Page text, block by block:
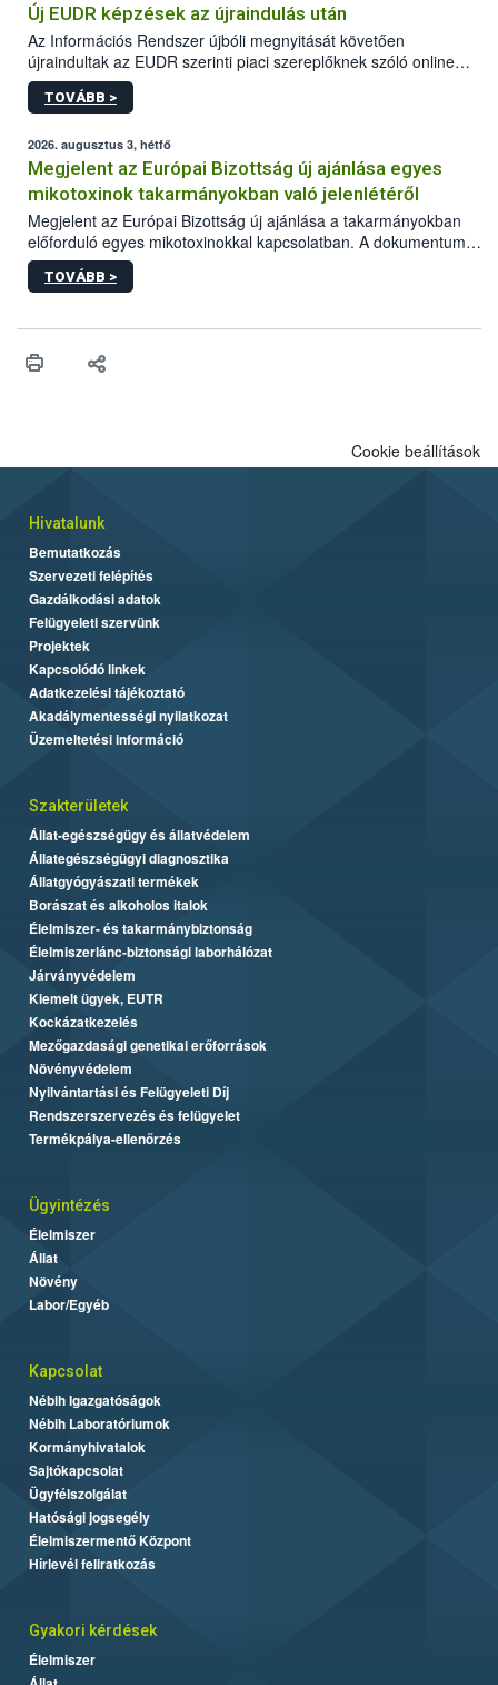
Új EUDR képzések az újraindulás után
Az Információs Rendszer újbóli megnyitását követően
újraindultak az EUDR szerinti piaci szereplőknek szóló online
képzések.
TOVÁBB >
2026. augusztus 3, hétfő
Megjelent az Európai Bizottság új ajánlása egyes
mikotoxinok takarmányokban való jelenlétéről
Megjelent az Európai Bizottság új ajánlása a takarmányokban
előforduló egyes mikotoxinokkal kapcsolatban. A dokumentum
2027-től új irányértékek alkalmazását írja elő, és a jelenleg
hatályos uniós ajánlások helyébe lép.
TOVÁBB >
Cookie beállítások
Hivatalunk
Bemutatkozás
Szervezeti felépítés
Gazdálkodási adatok
Felügyeleti szervünk
Projektek
Kapcsolódó linkek
Adatkezelési tájékoztató
Akadálymentességi nyilatkozat
Üzemeltetési információ
Szakterületek
Állat-egészségügy és állatvédelem
Állategészségügyi diagnosztika
Állatgyógyászati termékek
Borászat és alkoholos italok
Élelmiszer- és takarmánybiztonság
Élelmiszerlánc-biztonsági laborhálózat
Járványvédelem
Kiemelt ügyek, EUTR
Kockázatkezelés
Mezőgazdasági genetikai erőforrások
Növényvédelem
Nyilvántartási és Felügyeleti Díj
Rendszerszervezés és felügyelet
Termékpálya-ellenőrzés
Ügyintézés
Élelmiszer
Állat
Növény
Labor/Egyéb
Kapcsolat
Nébih Igazgatóságok
Nébih Laboratóriumok
Kormányhivatalok
Sajtókapcsolat
Ügyfélszolgálat
Hatósági jogsegély
Élelmiszermentő Központ
Hírlevél feliratkozás
Gyakori kérdések
Élelmiszer